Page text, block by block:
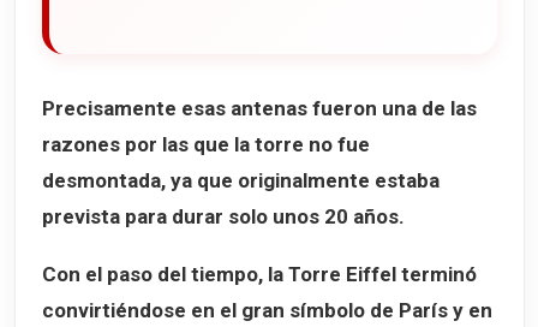
Precisamente esas antenas fueron una de las
razones por las que la torre no fue
desmontada, ya que originalmente estaba
prevista para durar solo unos 20 años.
Con el paso del tiempo, la Torre Eiffel terminó
convirtiéndose en el gran símbolo de París y en